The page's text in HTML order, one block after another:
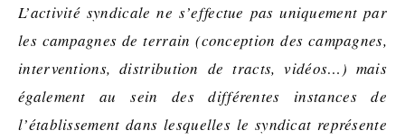
L’activité syndicale ne s’effectue pas uniquement par
les campagnes de terrain (conception des campagnes,
interventions, distribution de tracts, vidéos…) mais
également au sein des différentes instances de
l’établissement dans lesquelles le syndicat représente